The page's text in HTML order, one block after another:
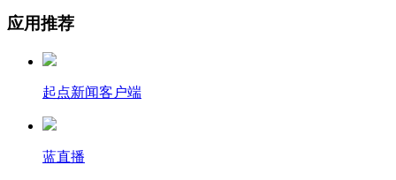
应用推荐
起点新闻客户端
蓝直播